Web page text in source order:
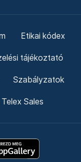
Etikai kódex
tájékoztató
Szabályzatok
Telex Sales